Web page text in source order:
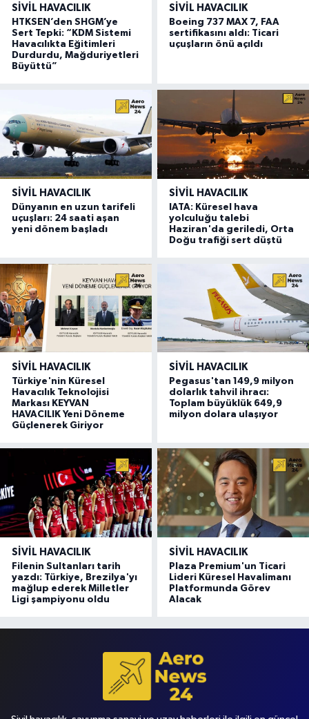
SIVIL HAVACILIK
HTKSEN’den SHGM’ye
Sert Tepki: “KDM Sistemi
Havacılıkta Eğitimleri
Durdurdu, Mağduriyetleri
Büyüttü”
SIVIL HAVACILIK
Boeing 737 MAX 7, FAA
sertifikasını aldı: Ticari
uçuşların önü açıldı
SIVIL HAVACILIK
Dünyanın en uzun tarifeli
uçuşları: 24 saati aşan
yeni dönem başladı
SIVIL HAVACILIK
IATA: Küresel hava
yolculuğu talebi
Haziran'da geriledi, Orta
Doğu trafiği sert düştü
SIVIL HAVACILIK
Türkiye'nin Küresel
Havacılık Teknolojisi
Markası KEYVAN
HAVACILIK Yeni Döneme
Güçlenerek Giriyor
SIVIL HAVACILIK
Pegasus'tan 149,9 milyon
dolarlık tahvil ihracı:
Toplam büyüklük 649,9
milyon dolara ulaşıyor
SIVIL HAVACILIK
Filenin Sultanları tarih
yazdı: Türkiye, Brezilya'yı
mağlup ederek Milletler
Ligi şampiyonu oldu
SIVIL HAVACILIK
Plaza Premium'un Ticari
Lideri Küresel Havalimanı
Platformunda Görev
Alacak